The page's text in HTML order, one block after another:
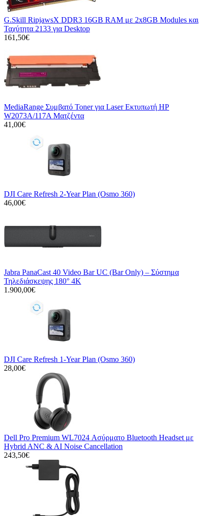
G.Skill RipjawsX DDR3 16GB RAM με 2x8GB Modules και
Ταχύτητα 2133 για Desktop
161,50€
MediaRange Συμβατό Toner για Laser Εκτυπωτή HP
W2073A/117A Ματζέντα
41,00€
DJI Care Refresh 2-Year Plan (Osmo 360)
46,00€
Jabra PanaCast 40 Video Bar UC (Bar Only) – Σύστημα
Τηλεδιάσκεψης 180° 4K
1.900,00€
DJI Care Refresh 1-Year Plan (Osmo 360)
28,00€
Dell Pro Premium WL7024 Ασύρματο Bluetooth Headset με
Hybrid ANC & AI Noise Cancellation
243,50€